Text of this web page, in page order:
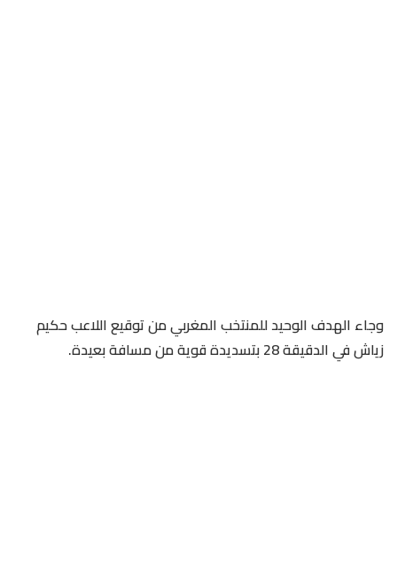
وجاء الهدف الوحيد للمنتخب المغربي من توقيع اللاعب حكيم
زياش في الدقيقة 28 بتسديدة قوية من مسافة بعيدة.